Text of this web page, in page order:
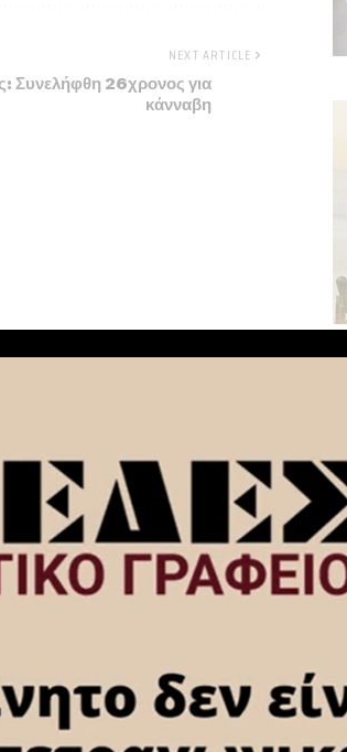
NEXT ARTICLE
Συνελήφθη 26χρονος για
κάνναβη